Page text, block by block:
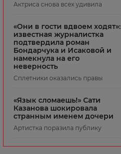
Актриса снова всех удивила
«Они в гости вдвоем ходят»:
известная журналистка
подтвердила роман
Бондарчука и Исаковой и
намекнула на его
неверность
Сплетники оказались правы
«Язык сломаешь!» Сати
Казанова шокировала
странным именем дочери
Артистка поразила публику